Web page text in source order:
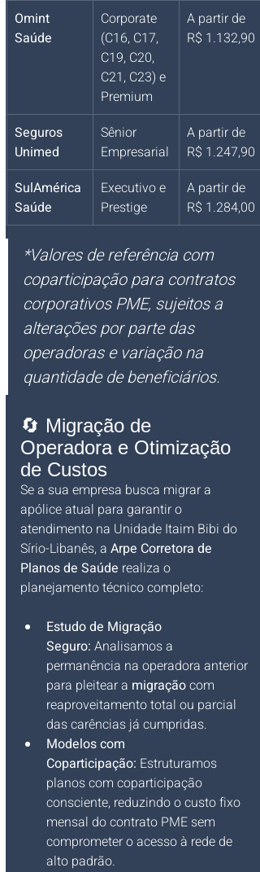
Omint
Saúde
Corporate
(C16, C17,
C19, C20,
C21, C23) e
Premium
A partir de
R$ 1.132,90
Seguros
Unimed
Sênior
Empresarial
A partir de
R$ 1.247,90
SulAmérica
Saúde
Executivo e
Prestige
A partir de
R$ 1.284,00
*Valores de referência com
coparticipação para contratos
corporativos PME, sujeitos a
alterações por parte das
operadoras e variação na
quantidade de beneficiários.
🔄 Migração de
Operadora e Otimização
de Custos
Se a sua empresa busca migrar a
apólice atual para garantir o
atendimento na Unidade Itaim Bibi do
Sírio-Libanês, a Arpe Corretora de
Planos de Saúde realiza o
planejamento técnico completo:
Estudo de Migração
Seguro: Analisamos a
permanência na operadora anterior
para pleitear a migração com
reaproveitamento total ou parcial
das carências já cumpridas.
Modelos com
Coparticipação: Estruturamos
planos com coparticipação
consciente, reduzindo o custo fixo
mensal do contrato PME sem
comprometer o acesso à rede de
alto padrão.